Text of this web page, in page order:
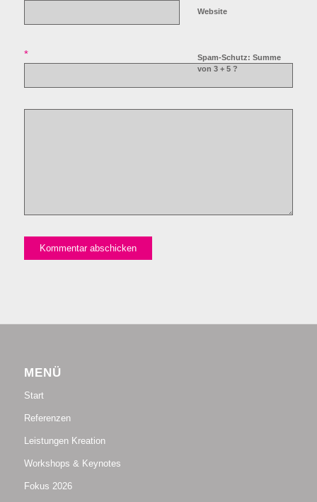
Website
Spam-Schutz: Summe
von 3 + 5 ?
*
MENÜ
Start
Referenzen
Leistungen Kreation
Workshops & Keynotes
Fokus 2026